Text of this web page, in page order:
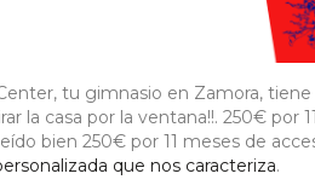
tu gimnasio en Zamora,
la casa por la ventana!!. 250€ por
bien 250€ por 11 meses de
que nos caracteriza.